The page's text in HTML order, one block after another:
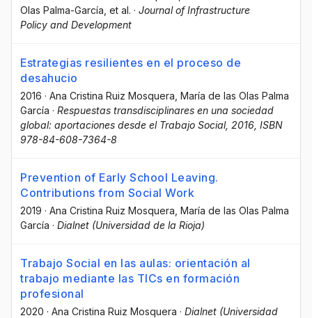
Olas Palma-García , et al. · Journal of Infrastructure
Policy and Development
Estrategias resilientes en el proceso de
desahucio
2016 · Ana Cristina Ruiz Mosquera , María de las Olas Palma
García · Respuestas transdisciplinares en una sociedad
global: aportaciones desde el Trabajo Social, 2016, ISBN
978-84-608-7364-8
Prevention of Early School Leaving.
Contributions from Social Work
2019 · Ana Cristina Ruiz Mosquera , María de las Olas Palma
García · Dialnet (Universidad de la Rioja)
Trabajo Social en las aulas: orientación al
trabajo mediante las TICs en formación
profesional
2020 · Ana Cristina Ruiz Mosquera · Dialnet (Universidad